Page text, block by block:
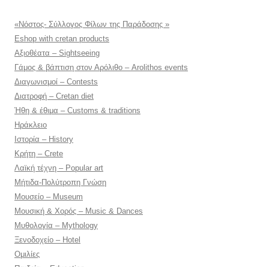
«Νόστος- Σύλλογος Φίλων της Παράδοσης »
Eshop with cretan products
Αξιοθέατα – Sightseeing
Γάμος & βάπτιση στον Αρόλιθο – Arolithos events
Διαγωνισμοί – Contests
Διατροφή – Cretan diet
Ήθη & έθιμα – Customs & traditions
Ηράκλειο
Ιστορία – History
Κρήτη – Crete
Λαϊκή τέχνη – Popular art
Μήτιδα-Πολύτροπη Γνώση
Μουσείο – Museum
Μουσική & Χορός – Music & Dances
Μυθολογία – Mythology
Ξενοδοχείο – Hotel
Ομιλίες